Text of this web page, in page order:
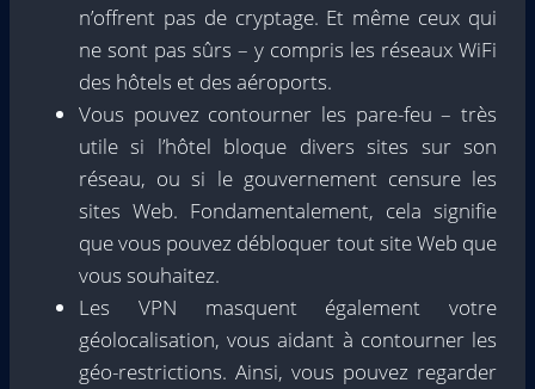
n’offrent pas de cryptage. Et même ceux qui
ne sont pas sûrs – y compris les réseaux WiFi
des hôtels et des aéroports.
Vous pouvez contourner les pare-feu – très
utile si l’hôtel bloque divers sites sur son
réseau, ou si le gouvernement censure les
sites Web. Fondamentalement, cela signifie
que vous pouvez débloquer tout site Web que
vous souhaitez.
Les VPN masquent également votre
géolocalisation, vous aidant à contourner les
géo-restrictions. Ainsi, vous pouvez regarder